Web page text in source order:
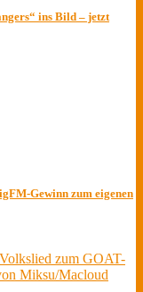
ins Bild – jetzt
Gewinn zum eigenen